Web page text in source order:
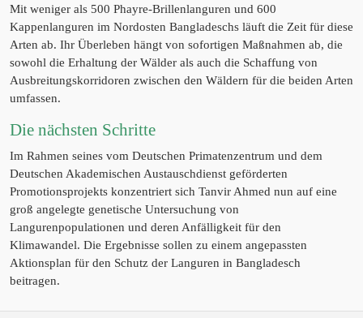
Mit weniger als 500 Phayre-Brillenlanguren und 600
Kappenlanguren im Nordosten Bangladeschs läuft die Zeit für diese
Arten ab. Ihr Überleben hängt von sofortigen Maßnahmen ab, die
sowohl die Erhaltung der Wälder als auch die Schaffung von
Ausbreitungskorridoren zwischen den Wäldern für die beiden Arten
umfassen.
Die nächsten Schritte
Im Rahmen seines vom Deutschen Primatenzentrum und dem
Deutschen Akademischen Austauschdienst geförderten
Promotionsprojekts konzentriert sich Tanvir Ahmed nun auf eine
groß angelegte genetische Untersuchung von
Langurenpopulationen und deren Anfälligkeit für den
Klimawandel. Die Ergebnisse sollen zu einem angepassten
Aktionsplan für den Schutz der Languren in Bangladesch
beitragen.